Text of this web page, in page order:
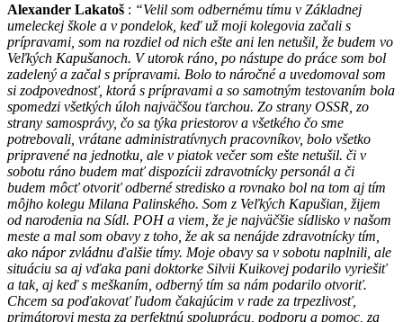
Alexander Lakatoš : “Velil som odbernému tímu v Základnej
umeleckej škole a v pondelok, keď už moji kolegovia začali s
prípravami, som na rozdiel od nich ešte ani len netušil, že budem vo
Veľkých Kapušanoch. V utorok ráno, po nástupe do práce som bol
zadelený a začal s prípravami. Bolo to náročné a uvedomoval som
si zodpovednosť, ktorá s prípravami a so samotným testovaním bola
spomedzi všetkých úloh najväčšou ťarchou. Zo strany OSSR, zo
strany samosprávy, čo sa týka priestorov a všetkého čo sme
potrebovali, vrátane administratívnych pracovníkov, bolo všetko
pripravené na jednotku, ale v piatok večer som ešte netušil. či v
sobotu ráno budem mať dispozícii zdravotnícky personál a či
budem môcť otvoriť odberné stredisko a rovnako bol na tom aj tím
môjho kolegu Milana Palinského. Som z Veľkých Kapušian, žijem
od narodenia na Sídl. POH a viem, že je najväčšie sídlisko v našom
meste a mal som obavy z toho, že ak sa nenájde zdravotnícky tím,
ako nápor zvládnu ďalšie tímy. Moje obavy sa v sobotu naplnili, ale
situáciu sa aj vďaka pani doktorke Silvii Kuikovej podarilo vyriešiť
a tak, aj keď s meškaním, odberný tím sa nám podarilo otvoriť.
Chcem sa poďakovať ľudom čakajúcim v rade za trpezlivosť,
primátorovi mesta za perfektnú spoluprácu, podporu a pomoc, za